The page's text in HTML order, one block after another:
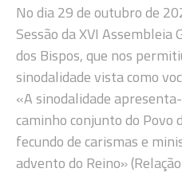
No dia 29 de outubro de
Sessão da XVI Assembleia
dos Bispos, que nos
sinodalidade vista como
«A sinodalidade
caminho conjunto do Povo
fecundo de carismas e
advento do Reino»